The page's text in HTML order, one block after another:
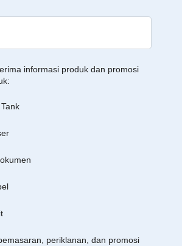
informasi produk dan promosi
periklanan, dan promosi